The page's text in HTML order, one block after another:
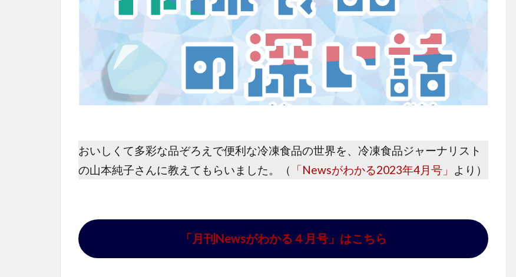
おいしくて多彩な品ぞろえで便利な冷凍食品の世界を、冷凍食品ジャーナリスト
の山本純子さんに教えてもらいました。（
「Newsがわかる2023年4月号」 より）
「月刊Newsがわかる４月号」はこちら